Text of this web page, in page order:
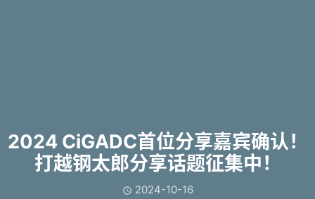
2024 CiGADC首位分享嘉宾确认！
打越钢太郎分享话题征集中！
 2024-10-16